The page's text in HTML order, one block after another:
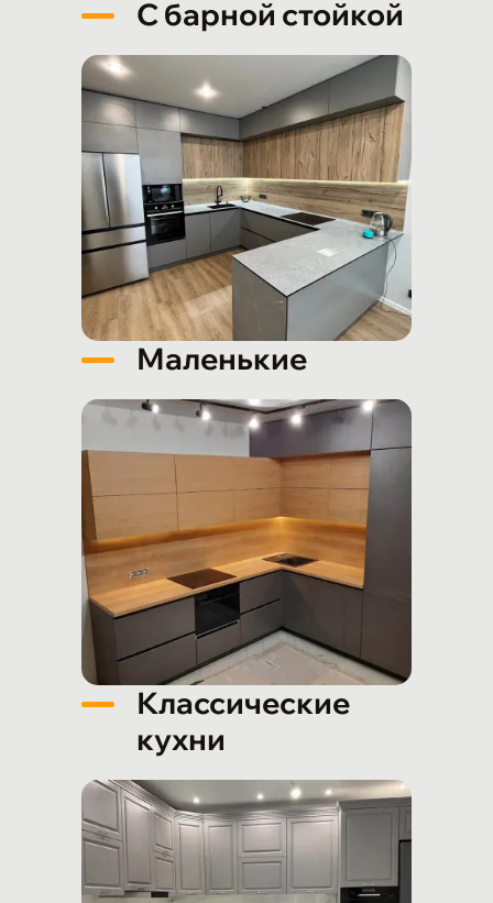
С барной стойкой
Маленькие
Классические
кухни